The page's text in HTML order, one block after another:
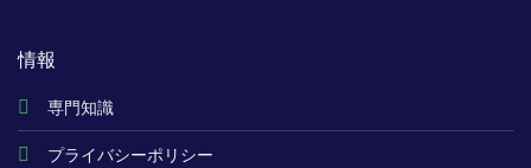
情報
専門知識
プライバシーポリシー